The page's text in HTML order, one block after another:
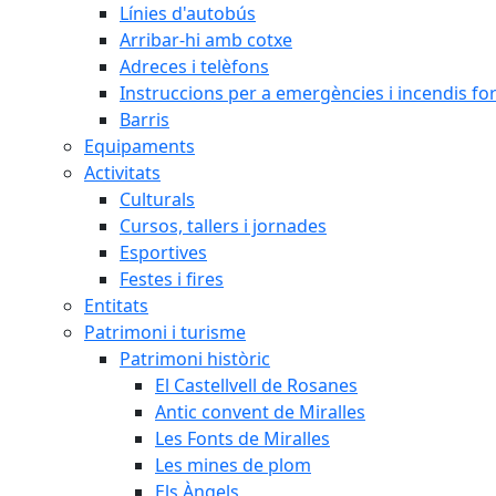
Línies d'autobús
Arribar-hi amb cotxe
Adreces i telèfons
Instruccions per a emergències i incendis
Barris
Equipaments
Activitats
Culturals
Cursos, tallers i jornades
Esportives
Festes i fires
Entitats
Patrimoni i turisme
Patrimoni històric
El Castellvell de Rosanes
Antic convent de Miralles
Les Fonts de Miralles
Les mines de plom